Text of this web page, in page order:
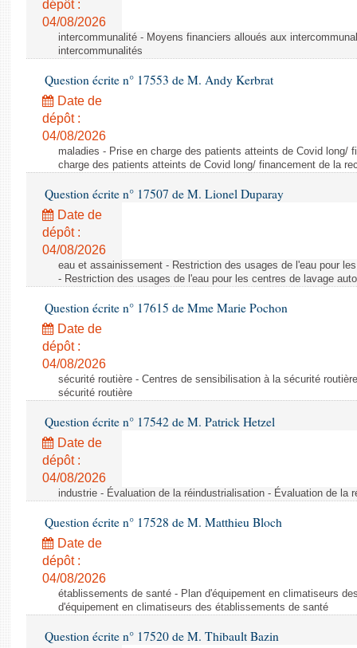
dépôt :
04/08/2026
intercommunalité - Moyens financiers alloués aux
intercommunalités
Question écrite n° 17553 de M. Andy Kerbrat
Date de
dépôt :
04/08/2026
maladies - Prise en charge des patients atteints de Covid long/
charge des patients atteints de Covid long/ financement de la
Question écrite n° 17507 de M. Lionel Duparay
Date de
dépôt :
04/08/2026
eau et assainissement - Restriction des usages de l'eau pour
- Restriction des usages de l'eau pour les centres de lavage
Question écrite n° 17615 de Mme Marie Pochon
Date de
dépôt :
04/08/2026
sécurité routière - Centres de sensibilisation à la sécurité
sécurité routière
Question écrite n° 17542 de M. Patrick Hetzel
Date de
dépôt :
04/08/2026
industrie - Évaluation de la réindustrialisation - Évaluation de la
Question écrite n° 17528 de M. Matthieu Bloch
Date de
dépôt :
04/08/2026
établissements de santé - Plan d'équipement en climatiseurs
d'équipement en climatiseurs des établissements de santé
Question écrite n° 17520 de M. Thibault Bazin